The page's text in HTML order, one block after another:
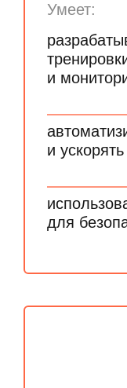
Умеет:
и
и
для